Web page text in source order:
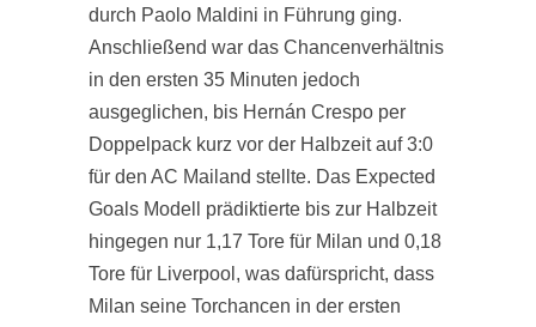
durch Paolo Maldini in Führung ging.
Anschließend war das Chancenverhältnis
in den ersten 35 Minuten jedoch
ausgeglichen, bis Hernán Crespo per
Doppelpack kurz vor der Halbzeit auf 3:0
für den AC Mailand stellte. Das Expected
Goals Modell prädiktierte bis zur Halbzeit
hingegen nur 1,17 Tore für Milan und 0,18
Tore für Liverpool, was dafürspricht, dass
Milan seine Torchancen in der ersten